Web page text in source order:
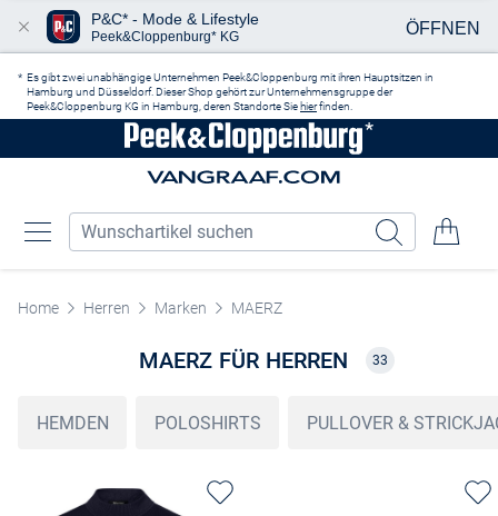
Es gibt zwei unabhängige Unternehmen Peek&Cloppenburg mit ihren Hauptsitzen in
Hamburg und Düsseldorf. Dieser Shop gehört zur Unternehmensgruppe der
Peek&Cloppenburg KG in Hamburg, deren Standorte Sie hierfinden.
Home Herren Marken MAERZ
MAERZ FÜR HERREN 33
HEMDEN POLOSHIRTS PULLOVER &
P&C* - Mode & Lifestyle
Peek&Cloppenburg* KG ÖFFNEN